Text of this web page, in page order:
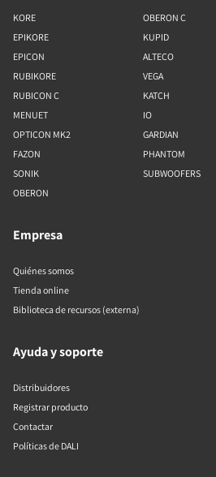
KORE
EPIKORE
EPICON
RUBIKORE
RUBICON C
MENUET
OPTICON MK2
FAZON
SONIK
OBERON
OBERON C
KUPID
ALTECO
VEGA
KATCH
IO
GARDIAN
PHANTOM
SUBWOOFERS
Empresa
Quiénes somos
Tienda online
Biblioteca de recursos (externa)
Ayuda y soporte
Distribuidores
Registrar producto
Contactar
Políticas de DALI